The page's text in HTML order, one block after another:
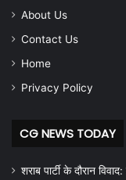
About Us
Contact Us
Home
Privacy Policy
CG NEWS TODAY
शराब पार्टी के दौरान